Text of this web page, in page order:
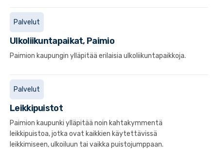
Palvelut
Ulkoliikuntapaikat, Paimio
Paimion kaupungin ylläpitää erilaisia ulkoliikuntapaikkoja.
Palvelut
Leikkipuistot
Paimion kaupunki ylläpitää noin kahtakymmentä
leikkipuistoa, jotka ovat kaikkien käytettävissä
leikkimiseen, ulkoiluun tai vaikka puistojumppaan.